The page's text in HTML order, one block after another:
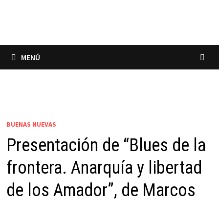
MENÚ
BUENAS NUEVAS
Presentación de “Blues de la
frontera. Anarquía y libertad
de los Amador”, de Marcos